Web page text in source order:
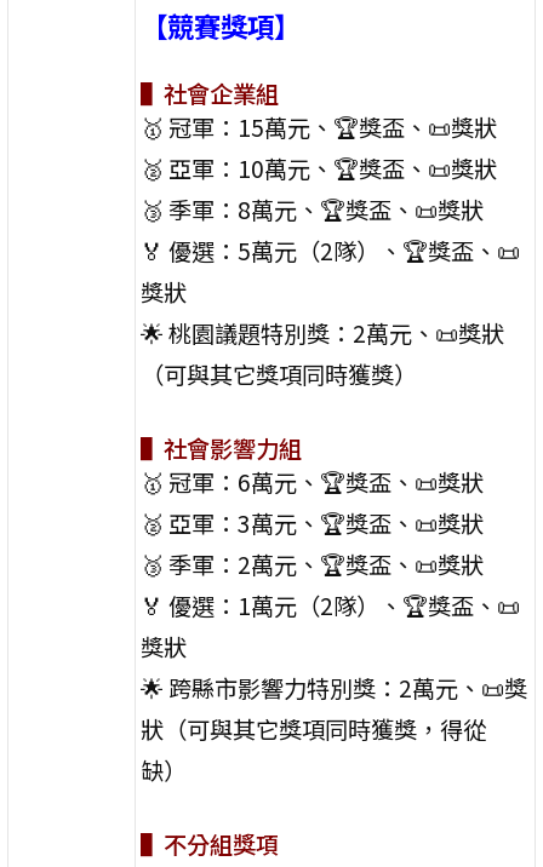
【競賽獎項】
▌社會企業組
🥇 冠軍：15萬元、🏆獎盃、📜獎狀
🥈 亞軍：10萬元、🏆獎盃、📜獎狀
🥉 季軍：8萬元、🏆獎盃、📜獎狀
🏅 優選：5萬元（2隊）、🏆獎盃、📜
獎狀
🌟 桃園議題特別獎：2萬元、📜獎狀
（可與其它獎項同時獲獎）
▌社會影響力組
🥇 冠軍：6萬元、🏆獎盃、📜獎狀
🥈 亞軍：3萬元、🏆獎盃、📜獎狀
🥉 季軍：2萬元、🏆獎盃、📜獎狀
🏅 優選：1萬元（2隊）、🏆獎盃、📜
獎狀
🌟 跨縣市影響力特別獎：2萬元、📜獎
狀（可與其它獎項同時獲獎，得從
缺）
▌不分組獎項